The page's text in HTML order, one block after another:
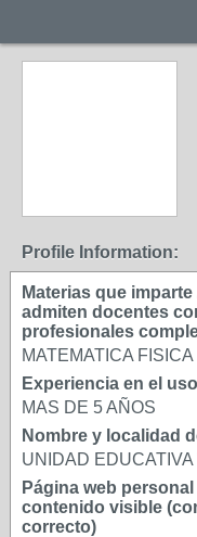
Profile Information:
Materias que
admiten docentes
profesionales
MATEMATICA FISICA
Experiencia en el
MAS DE 5 AÑOS
Nombre y localidad
UNIDAD EDUCATIVA
Página web
contenido visible
correcto)